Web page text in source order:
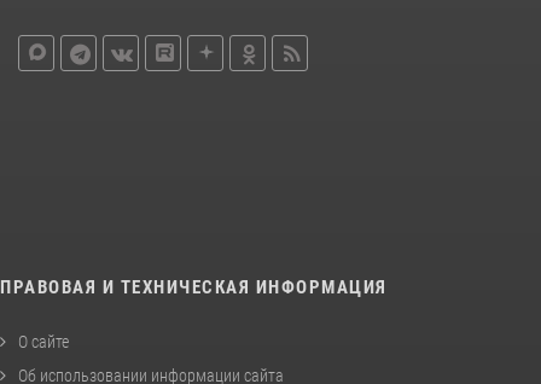
ПРАВОВАЯ И ТЕХНИЧЕСКАЯ ИНФОРМАЦИЯ
О сайте
Об использовании информации сайта